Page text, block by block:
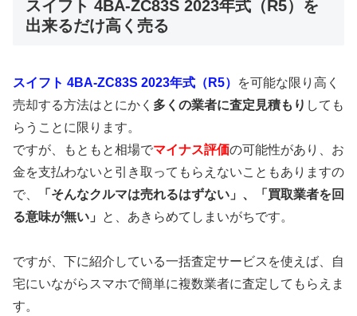
スイフト 4BA-ZC83S 2023年式（R5）を
出来るだけ高く売る
スイフト 4BA-ZC83S 2023年式（R5）
を可能な限り高く
売却する方法はとにかく 多くの業者に査定見積もり しても
らうことに限ります。
ですが、もともと相場でマイナス評価の可能性があり、お
金を支払わないと引き取ってもらえないこともありますの
で、
「そんなクルマは売れるはずない」、「買取業者を回
る意味が無い」
と、あきらめてしまいがちです。
ですが、下に紹介している一括査定サービスを使えば、自
宅にいながらスマホで簡単に複数業者に査定してもらえま
す。